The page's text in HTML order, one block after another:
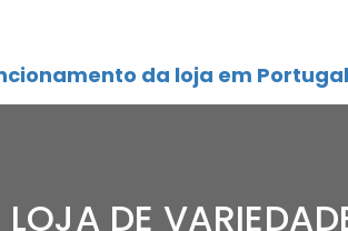
da loja em Portugal
DE